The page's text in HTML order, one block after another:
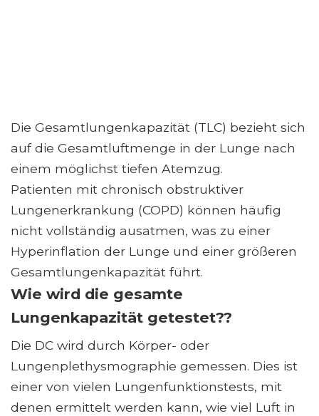
Die Gesamtlungenkapazität (TLC) bezieht sich
auf die Gesamtluftmenge in der Lunge nach
einem möglichst tiefen Atemzug.
Patienten mit chronisch obstruktiver
Lungenerkrankung (COPD) können häufig
nicht vollständig ausatmen, was zu einer
Hyperinflation der Lunge und einer größeren
Gesamtlungenkapazität führt.
Wie wird die gesamte
Lungenkapazität getestet??
Die DC wird durch Körper- oder
Lungenplethysmographie gemessen. Dies ist
einer von vielen Lungenfunktionstests, mit
denen ermittelt werden kann, wie viel Luft in